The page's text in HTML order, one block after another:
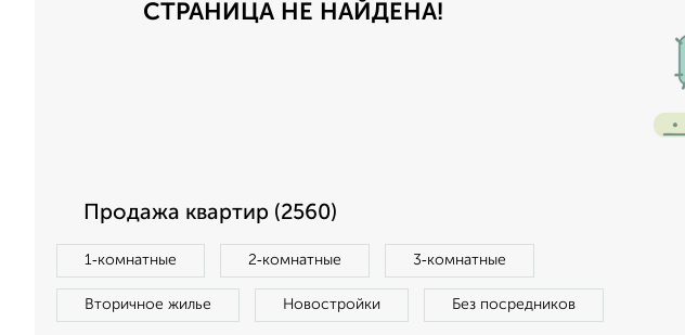
СТРАНИЦА НЕ НАЙДЕНА!
Продажа квартир (2560)
1‑комнатные 2‑комнатные 3‑комнатные
Вторичное жилье Новостройки Без посредников